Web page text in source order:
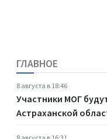
ГЛАВНОЕ
8 августа в 18:46
Участники МОГ
Астраханской